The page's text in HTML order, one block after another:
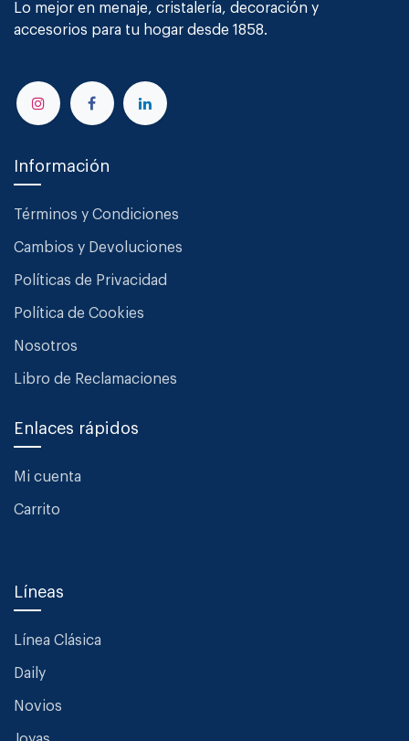
Lo mejor en menaje, cristalería, decoración y
accesorios para tu hogar desde 1858.
Información
Términos y Condiciones
Cambios y Devoluciones
Políticas de Privacidad
Política de Cookies
Nosotros
Libro de Reclamaciones
Enlaces rápidos
Mi cuenta
Carrito
Líneas
Línea Clásica
Daily
Novios